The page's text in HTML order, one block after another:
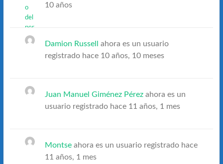
10 años
Damion Russell
ahora es un usuario
registrado hace 10 años, 10 meses
Juan Manuel Giménez Pérezahora es un
usuario registrado hace 11 años, 1 mes
Montseahora es un usuario registrado hace
11 años, 1 mes